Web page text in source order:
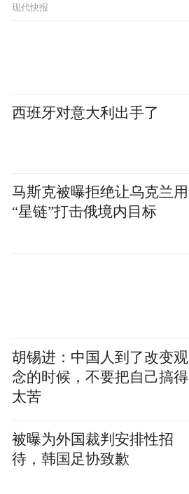
现代快报
西班牙对意大利出手了
马斯克被曝拒绝让乌克兰用
“星链”打击俄境内目标
胡锡进：中国人到了改变观
念的时候，不要把自己搞得
太苦
被曝为外国裁判安排性招
待，韩国足协致歉